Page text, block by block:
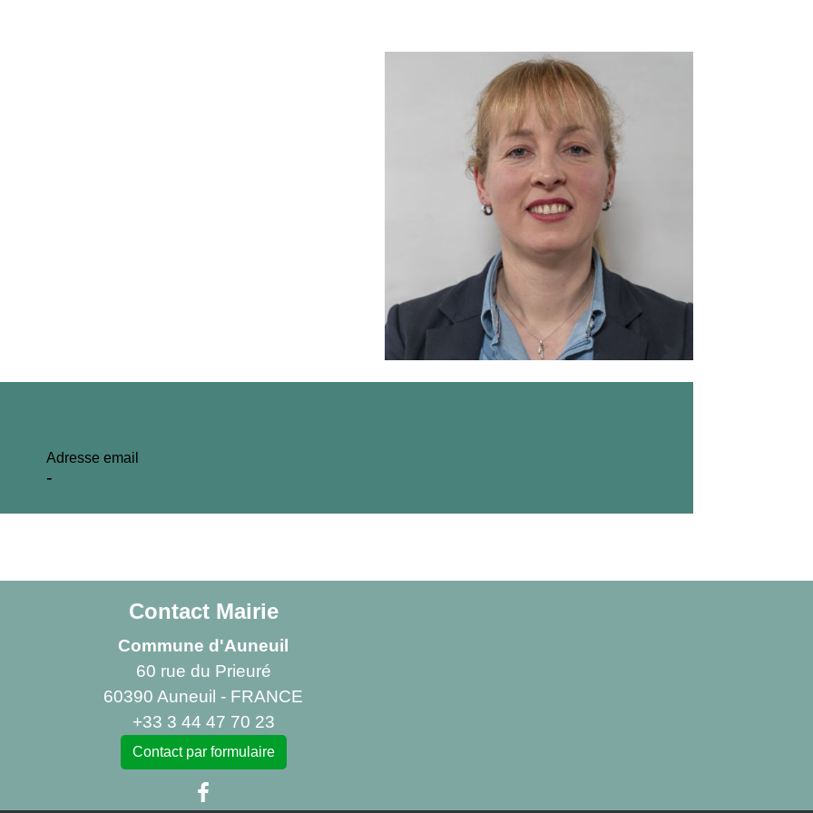
Adresse email
-
Contact Mairie
Commune d'Auneuil
60 rue du Prieuré
60390 Auneuil - FRANCE
+33 3 44 47 70 23
Contact par formulaire